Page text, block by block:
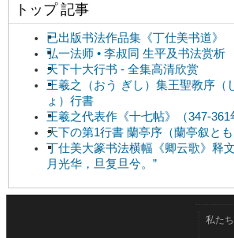
トップ 記事
已出版书法作品集《丁仕美书道》
弘一法师 • 李叔同 生平及书法赏析
天下十大行书 - 全集高清欣赏
王羲之（おう ぎし）集王聖教序（
ょ）行書
王羲之代表作《十七帖》（347-361
天下の第1行書 蘭亭序（蘭亭叙と
丁仕美大篆书法横幅《卿云歌》释
月光华，旦复旦兮。”
私た